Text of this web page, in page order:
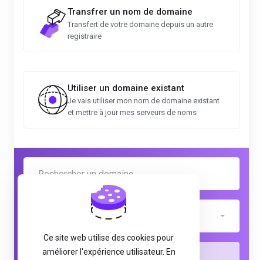
Transfrer un nom de domaine
Transfert de votre domaine depuis un autre
registraire
Utiliser un domaine existant
Je vais utiliser mon nom de domaine existant
et mettre à jour mes serveurs de noms
Ce site web utilise des cookies pour
améliorer l'expérience utilisateur. En